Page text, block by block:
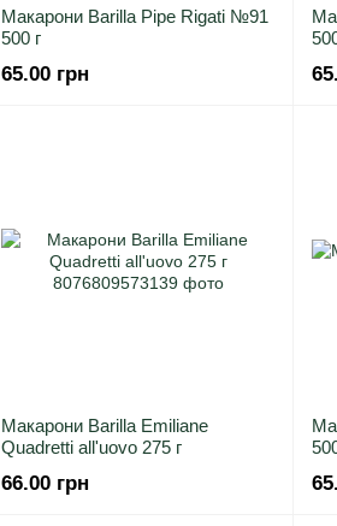
Макарони Barilla Pipe Rigati №91
500 г
65.00 грн
Макарони Barilla Emiliane
Quadretti all'uovo 275 г
66.00 грн